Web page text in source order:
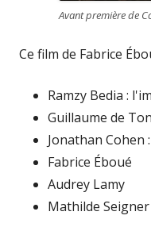
Avant première de
Ce film de Fabrice
Ramzy Bedia :
Guillaume de
Jonathan Cohen
Fabrice Éboué
Audrey Lamy
Mathilde Seigner